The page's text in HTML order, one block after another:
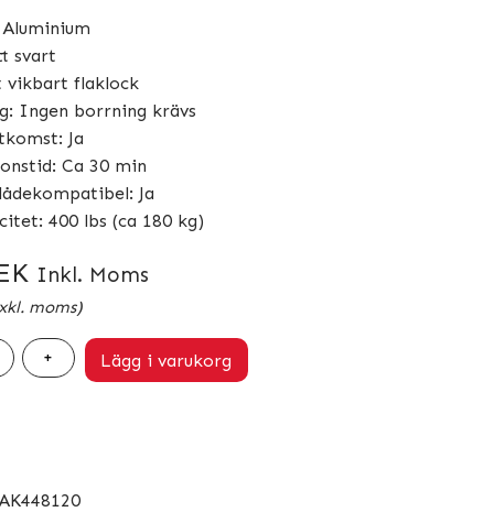
svart
vikbart flaklock
Ingen borrning krävs
Ja
Ca 30 min
Ja
400 lbs (ca 180 kg)
Inkl. Moms
moms)
+ Lägg i varukorg